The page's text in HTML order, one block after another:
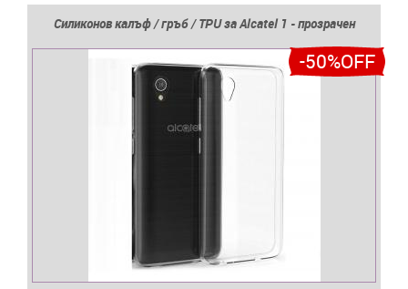
Силиконов калъф / гръб / TPU за Alcatel 1 - прозрачен
-50%OFF